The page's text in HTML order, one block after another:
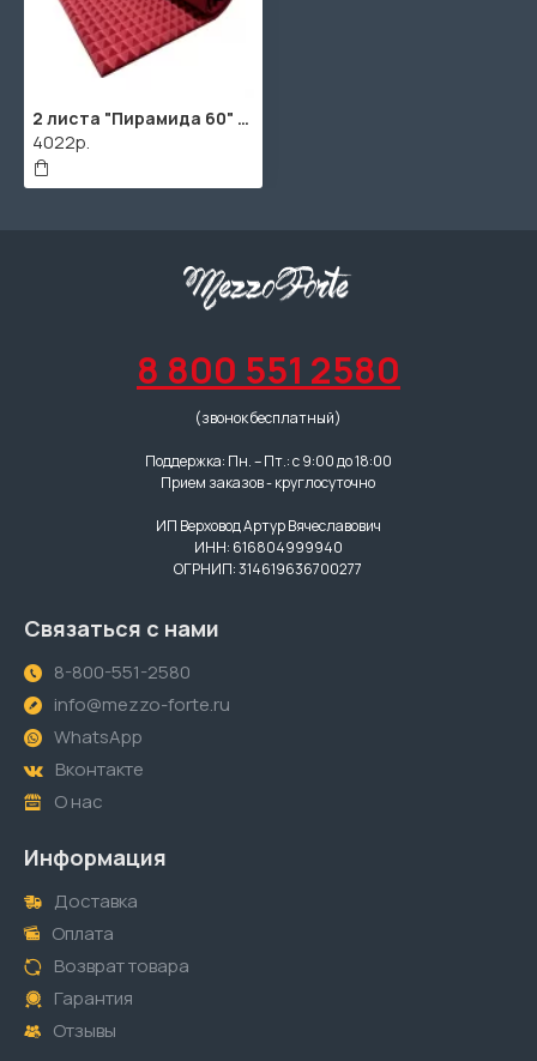
2 листа "Пирамида 60" / 2шт. по 1980х960х75мм / 4м² / SPG2236 / Красно-розовый
4022р.
8 800 551 2580
(звонок бесплатный)
Поддержка: Пн. – Пт.: с 9:00 до 18:00
Прием заказов - круглосуточно
ИП Верховод Артур Вячеславович
ИНН: 616804999940
ОГРНИП: 314619636700277
Связаться с нами
8-800-551-2580
info@mezzo-forte.ru
WhatsApp
Вконтакте
О нас
Информация
Доставка
Оплата
Возврат товара
Гарантия
Отзывы